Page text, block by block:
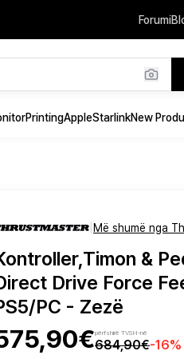
Forumi
PrintingAppleStarlinkNew
Më shumë nga
&
Drive Force
PC - Zezë
përfshirë TVSH-në
684,90€-16%